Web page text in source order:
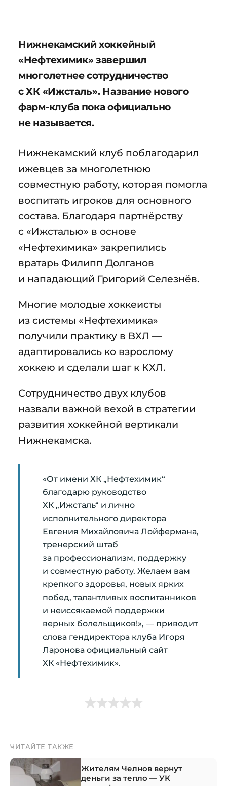
Нижнекамский хоккейный
«Нефтехимик» завершил
многолетнее сотрудничество
с ХК «Ижсталь». Название нового
фарм-клуба пока официально
не называется.
Нижнекамский клуб поблагодарил
ижевцев за многолетнюю
совместную работу, которая помогла
воспитать игроков для основного
состава. Благодаря партнёрству
с «Ижсталью» в основе
«Нефтехимика» закрепились
вратарь Филипп Долганов
и нападающий Григорий Селезнёв.
Многие молодые хоккеисты
из системы «Нефтехимика»
получили практику в ВХЛ —
адаптировались ко взрослому
хоккею и сделали шаг к КХЛ.
Сотрудничество двух клубов
назвали важной вехой в стратегии
развития хоккейной вертикали
Нижнекамска.
«От имени ХК „Нефтехимик“
благодарю руководство
ХК „Ижсталь“ и лично
исполнительного директора
Евгения Михайловича Лойфермана,
тренерский штаб
за профессионализм, поддержку
и совместную работу. Желаем вам
крепкого здоровья, новых ярких
побед, талантливых воспитанников
и неиссякаемой поддержки
верных болельщиков!», — приводит
слова гендиректора клуба Игоря
Ларонова официальный сайт
ХК «Нефтехимик».
ЧИТАЙТЕ ТАКЖЕ
Жителям Челнов вернут
деньги за тепло — УК